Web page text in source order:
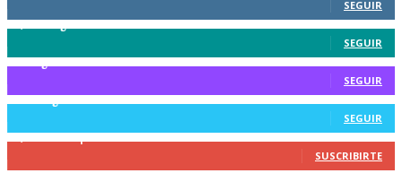
SEGUIR
SEGUIR
SEGUIR
SEGUIR
SUSCRIBIRTE